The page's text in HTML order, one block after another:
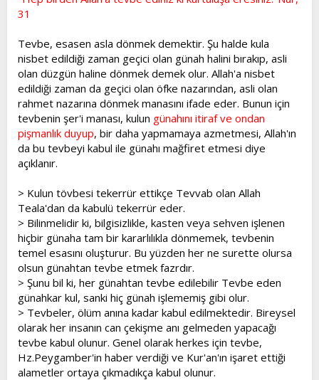
31
Tevbe, esasen asla dönmek demektir. Şu halde kula
nisbet edildiği zaman geçici olan günah halini bırakıp, asli
olan düzgün haline dönmek demek olur. Allah'a nisbet
edildiği zaman da geçici olan öfke nazarından, asli olan
rahmet nazarına dönmek manasını ifade eder. Bunun için
tevbenin şer'i manası, kulun günahını itiraf ve ondan
pişmanlık duyup, bir daha yapmamaya azmetmesi, Allah'ın
da bu tevbeyi kabul ile günahı mağfiret etmesi diye
açıklanır.
> Kulun tövbesi tekerrür ettikçe Tevvab olan Allah
Teala'dan da kabulü tekerrür eder.
> Bilinmelidir ki, bilgisizlikle, kasten veya sehven işlenen
hiçbir günaha tam bir kararlılıkla dönmemek, tevbenin
temel esasını oluşturur. Bu yüzden her ne surette olursa
olsun günahtan tevbe etmek fazrdır.
> Şunu bil ki, her günahtan tevbe edilebilir Tevbe eden
günahkar kul, sanki hiç günah işlememiş gibi olur.
> Tevbeler, ölüm anına kadar kabul edilmektedir. Bireysel
olarak her insanın can çekişme anı gelmeden yapacağı
tevbe kabul olunur. Genel olarak herkes için tevbe,
Hz.Peygamber'in haber verdiği ve Kur'an'ın işaret ettiği
alametler ortaya çıkmadıkça kabul olunur.